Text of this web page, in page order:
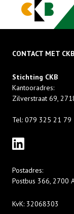
CONTACT MET CKB
Stichting CKB
Kantooradres:
Zilverstraat 69,
Tel: 079 325 21 79
Postadres:
Postbus 366, 2700
KvK: 32068303